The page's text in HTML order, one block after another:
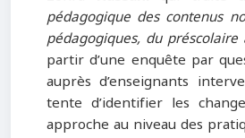
pédagogique des contenus
pédagogiques, du
partir d’une enquête par
auprès d’enseignants
tente d’identifier les
approche au niveau des